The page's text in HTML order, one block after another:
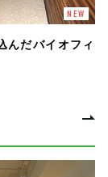
NEW
んだバイオフィ